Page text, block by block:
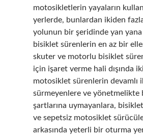
motosikletlerin yayaların
yerlerde, bunlardan ikiden
yolunun bir şeridinde yan
bisiklet sürenlerin en az bir
skuter ve motorlu bisiklet
için işaret verme hali dışında
motosiklet sürenlerin devamlı
sürmeyenlere ve
şartlarına uymayanlara,
ve sepetsiz motosiklet
arkasında yeterli bir oturma